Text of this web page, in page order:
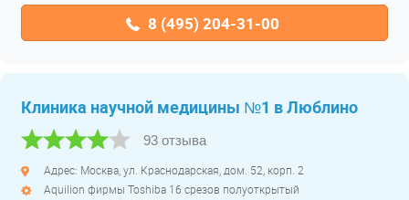
8 (495) 204-31-00
Клиника научной медицины №1 в Люблино
93 отзыва
Адрес: Москва, ул. Краснодарская, дом. 52, корп. 2
Aquilion фирмы Toshiba 16 срезов полуоткрытый